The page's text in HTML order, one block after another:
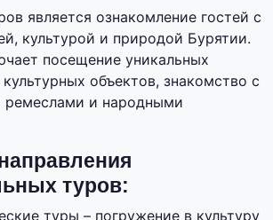
является ознакомление гостей с
культурой и природой Бурятии.
посещение уникальных
объектов, знакомство с
и народными
туров:
туры – погружение в культуру